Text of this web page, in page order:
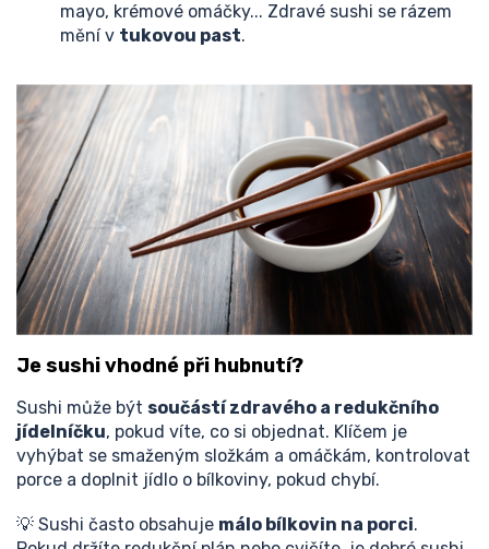
mayo, krémové omáčky... Zdravé sushi se rázem
mění v tukovou past.
Je sushi vhodné při hubnutí?
Sushi může být součástí zdravého a redukčního
jídelníčku, pokud víte, co si objednat. Klíčem je
vyhýbat se smaženým složkám a omáčkám, kontrolovat
porce a doplnit jídlo o bílkoviny, pokud chybí.
💡 Sushi často obsahuje málo bílkovin na porci.